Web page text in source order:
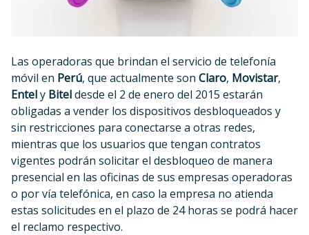
Las operadoras que brindan el servicio de telefonía
móvil en Perú, que actualmente son Claro, Movistar,
Entely Biteldesde el 2 de enero del 2015 estarán
obligadas a vender los dispositivos desbloqueados y
sin restricciones para conectarse a otras redes,
mientras que los usuarios que tengan contratos
vigentes podrán solicitar el desbloqueo de manera
presencial en las oficinas de sus empresas operadoras
o por vía telefónica, en caso la empresa no atienda
estas solicitudes en el plazo de 24 horas se podrá hacer
el reclamo respectivo.